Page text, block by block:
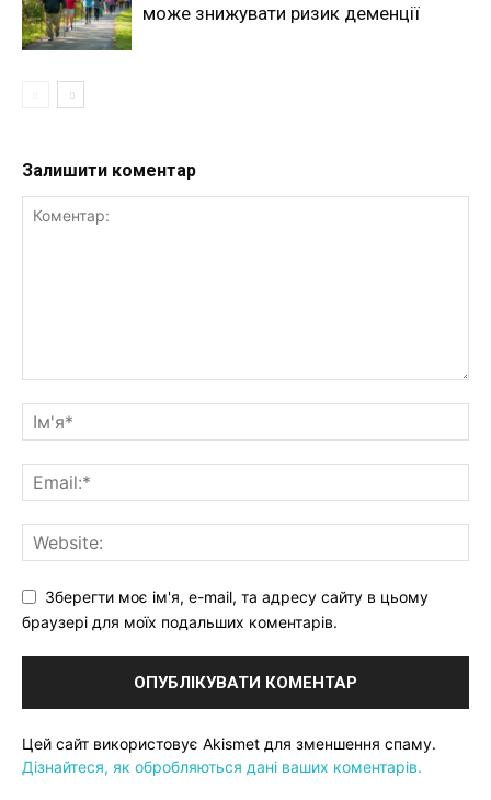
може знижувати ризик деменції
Залишити коментар
Зберегти моє ім'я, e-mail, та адресу сайту в цьому
браузері для моїх подальших коментарів.
Цей сайт використовує Akismet для зменшення спаму.
Дізнайтеся, як обробляються дані ваших коментарів.